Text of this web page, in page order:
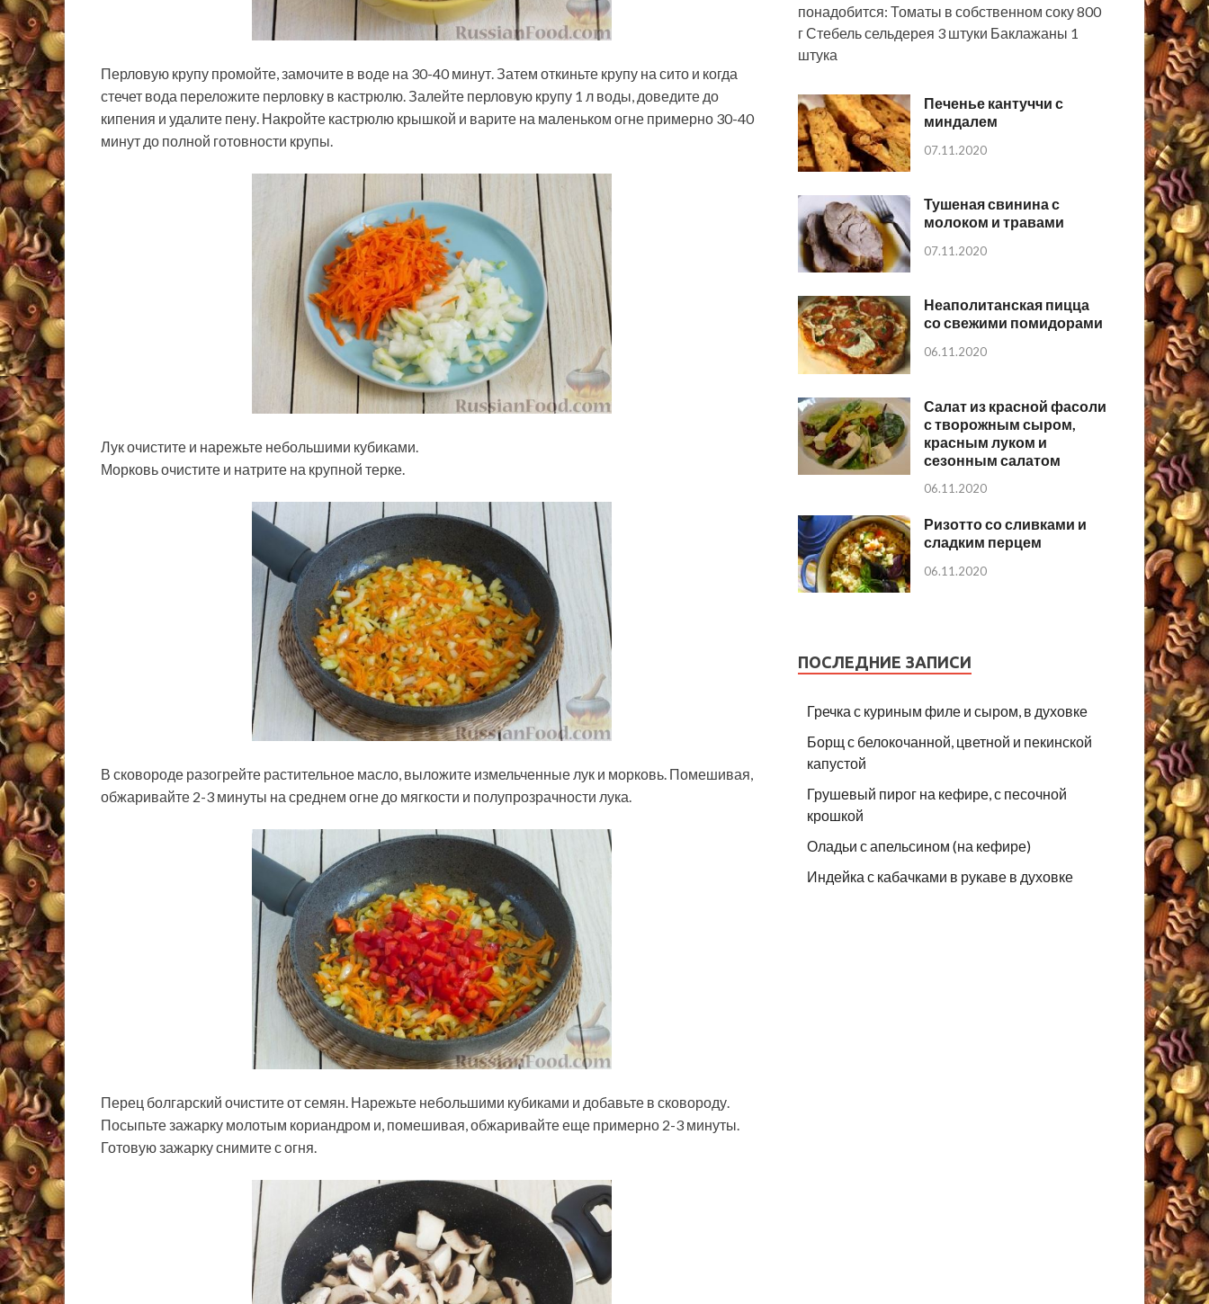
Перловую крупу промойте, замочите в воде на 30-40 минут. Затем откиньте крупу на сито и когда
стечет вода переложите перловку в кастрюлю. Залейте перловую крупу 1 л воды, доведите до
кипения и удалите пену. Накройте кастрюлю крышкой и варите на маленьком огне примерно 30-40
минут до полной готовности крупы.
Лук очистите и нарежьте небольшими кубиками.
Морковь очистите и натрите на крупной терке.
В сковороде разогрейте растительное масло, выложите измельченные лук и морковь. Помешивая,
обжаривайте 2-3 минуты на среднем огне до мягкости и полупрозрачности лука.
Перец болгарский очистите от семян. Нарежьте небольшими кубиками и добавьте в сковороду.
Посыпьте зажарку молотым кориандром и, помешивая, обжаривайте еще примерно 2-3 минуты.
Готовую зажарку снимите с огня.
понадобится: Томаты в собственном соку 800
г Стебель сельдерея 3 штуки Баклажаны 1
штука
Печенье кантуччи с
миндалем
07.11.2020
Тушеная свинина с
молоком и травами
07.11.2020
Неаполитанская пицца
со свежими помидорами
06.11.2020
Салат из красной фасоли
с творожным сыром,
красным луком и
сезонным салатом
06.11.2020
Ризотто со сливками и
сладким перцем
06.11.2020
ПОСЛЕДНИЕ ЗАПИСИ
Гречка с куриным филе и сыром, в духовке
Борщ с белокочанной, цветной и пекинской
капустой
Грушевый пирог на кефире, с песочной
крошкой
Оладьи с апельсином (на кефире)
Индейка с кабачками в рукаве в духовке